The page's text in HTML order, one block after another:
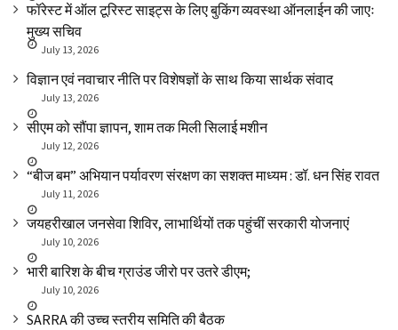
फॉरेस्ट में ऑल टूरिस्ट साइट्स के लिए बुकिंग व्यवस्था ऑनलाईन की जाएः
मुख्य सचिव
July 13, 2026
विज्ञान एवं नवाचार नीति पर विशेषज्ञों के साथ किया सार्थक संवाद
July 13, 2026
सीएम को सौंपा ज्ञापन, शाम तक मिली सिलाई मशीन
July 12, 2026
“बीज बम” अभियान पर्यावरण संरक्षण का सशक्त माध्यम : डॉ. धन सिंह रावत
July 11, 2026
जयहरीखाल जनसेवा शिविर, लाभार्थियों तक पहुंचीं सरकारी योजनाएं
July 10, 2026
भारी बारिश के बीच ग्राउंड जीरो पर उतरे डीएम;
July 10, 2026
SARRA की उच्च स्तरीय समिति की बैठक